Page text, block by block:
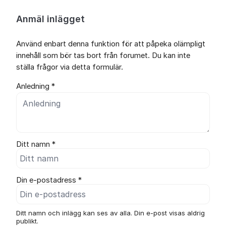
Anmäl inlägget
Använd enbart denna funktion för att påpeka olämpligt
innehåll som bör tas bort från forumet. Du kan inte
ställa frågor via detta formulär.
Anledning *
Ditt namn *
Din e-postadress *
Ditt namn och inlägg kan ses av alla. Din e-post visas aldrig
publikt.